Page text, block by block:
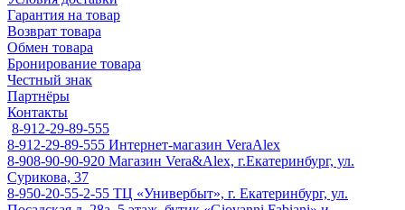
Гарантия на товар
Возврат товара
Обмен товара
Бронирование товара
Честный знак
Партнёры
Контакты
8-912-29-89-555
8-912-29-89-555 Интернет-магазин VeraAlex
8-908-90-90-920 Магазин Vera&Alex, г.Екатеринбург, ул.
Сурикова, 37
8-950-20-55-2-55 ТЦ «Универбыт», г. Екатеринбург, ул.